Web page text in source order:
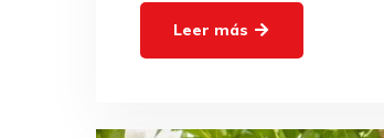
Leer más